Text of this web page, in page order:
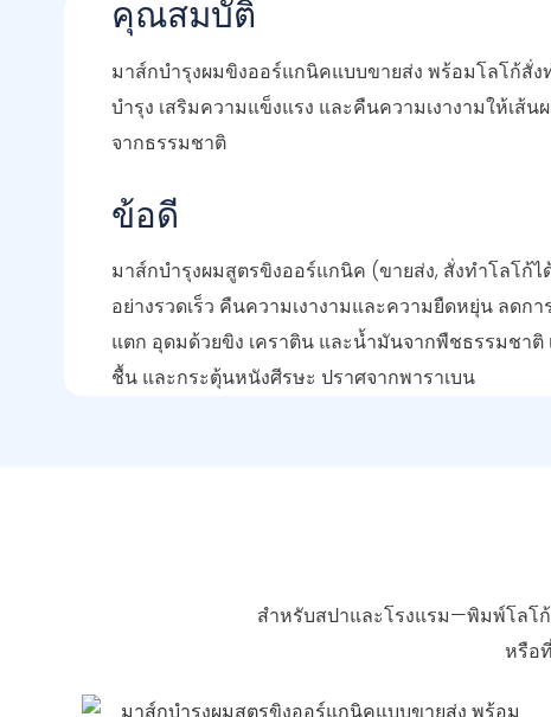
คุณสมบัติ
มาส์กบำรุงผมขิงออร์แกนิคแบบขายส่ง พร้อมโลโก้สั่ง
บำรุง เสริมความแข็งแรง และคืนความเงางามให้เส้
จากธรรมชาติ
ข้อดี
มาส์กบำรุงผมสูตรขิงออร์แกนิค (ขายส่ง, สั่งทำโลโก้
อย่างรวดเร็ว คืนความเงางามและความยืดหยุ่น ลดก
แตก อุดมด้วยขิง เคราติน และน้ำมันจากพืชธรรมชาติ
ชื้น และกระตุ้นหนังศีรษะ ปราศจากพาราเบน
สำหรับสปาและโรงแรม—พิมพ์โลโ
หรือ